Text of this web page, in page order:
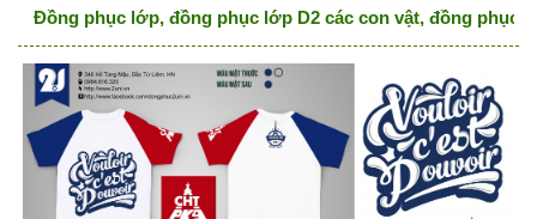
Đồng phục lớp, đồng phục lớp D2 các con vật, đồng phục